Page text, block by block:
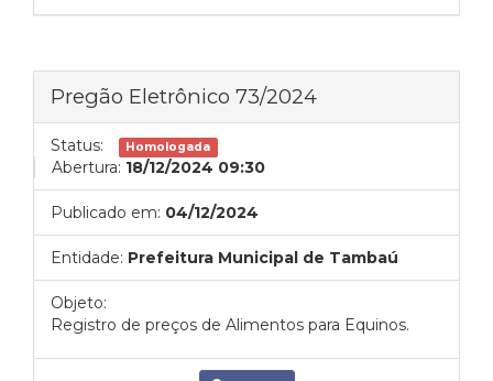
Pregão Eletrônico 73/2024
Status: Homologada
Abertura: 18/12/2024 09:30
Publicado em: 04/12/2024
Entidade: Prefeitura Municipal de Tambaú
Objeto:
Registro de preços de Alimentos para Equinos.